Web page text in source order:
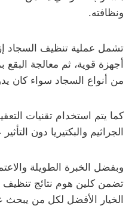
ونظافته.
تشمل عملية تنظيف السجاد
أجهزة قوية، ثم معالجة
من أنواع السجاد سواء كان
كما يتم استخدام تقنيات
الجراثيم والبكتيريا دون
وبفضل الخبرة الطويلة
تضمن كلين هوم نتائج تنظيف
الخيار الأفضل لكل من يبحث